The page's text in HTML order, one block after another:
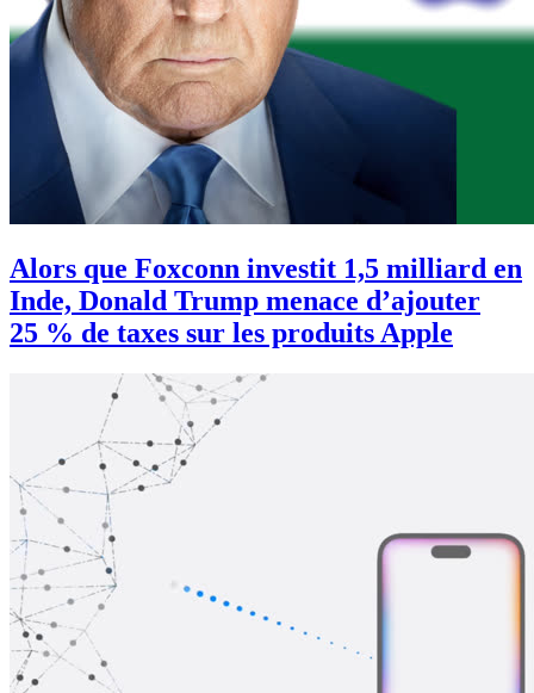
Alors que Foxconn investit 1,5 milliard en
Inde, Donald Trump menace d’ajouter
25 % de taxes sur les produits Apple